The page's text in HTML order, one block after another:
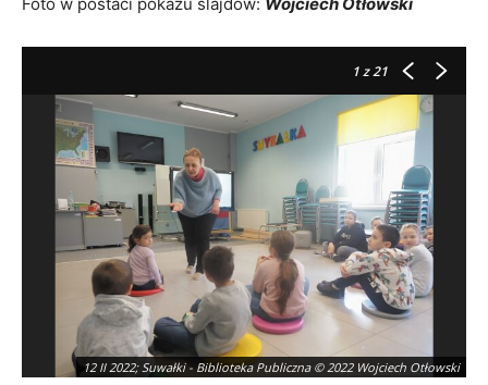
1z 21
12 II 2022; Suwałki - Biblioteka Publiczna © 2022 Wojciech Otłowski